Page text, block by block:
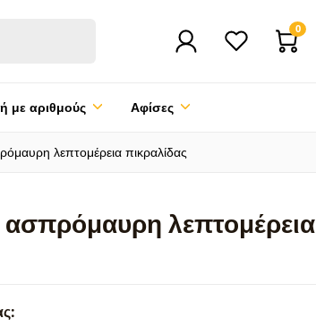
0
με αριθμούς Αφίσες
λεπτομέρεια πικραλίδας
λεπτομέρεια